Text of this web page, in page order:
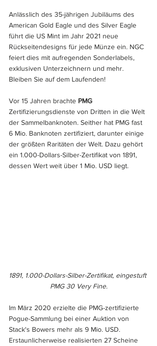
Anlässlich des 35-jährigen Jubiläums des
American Gold Eagle und des Silver Eagle
führt die US Mint im Jahr 2021 neue
Rückseitendesigns für jede Münze ein. NGC
feiert dies mit aufregenden Sonderlabels,
exklusiven Unterzeichnern und mehr.
Bleiben Sie auf dem Laufenden!
Vor 15 Jahren brachte PMG
Zertifizierungsdienste von Dritten in die Welt
der Sammelbanknoten. Seither hat PMG fast
6 Mio. Banknoten zertifiziert, darunter einige
der größten Raritäten der Welt. Dazu gehört
ein 1.000-Dollars-Silber-Zertifikat von 1891,
dessen Wert weit über 1 Mio. USD liegt.
1891, 1.000-Dollars-Silber-Zertifikat, eingestuft
PMG 30 Very Fine.
Im März 2020 erzielte die PMG-zertifizierte
Pogue-Sammlung bei einer Auktion von
Stack's Bowers mehr als 9 Mio. USD.
Erstaunlicherweise realisierten 27 Scheine